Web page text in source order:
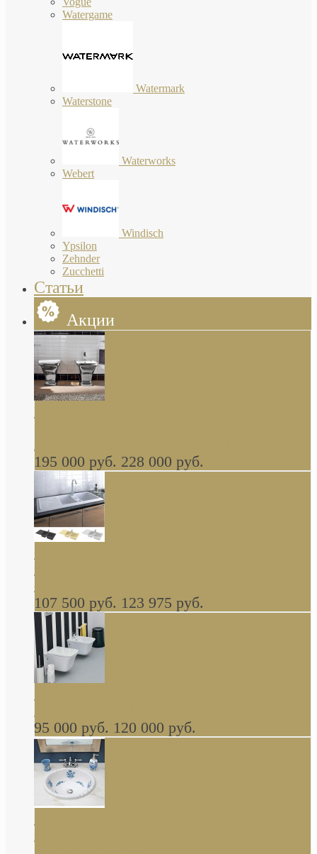
Watergame
Watermark
Waterstone
Waterworks
Webert
Windisch
Ypsilon
Zehnder
Zucchetti
Статьи
Акции
Butterfly Scarabeo КОМПЛЕКТ санфаянса
глянцевая платина В НАЛИЧИИ
195 000 руб. 228 000 руб.
керамическая мойка 1160 x 510 мм белая,
серая, черная, бежевая В НАЛИЧИИ
107 500 руб. 123 975 руб.
навесное КОМПЛЕКТ
95 000 руб. 120 000 руб.
Decorated Bathroom раковина овальная
встраиваемая для ванной с рисунком синяя